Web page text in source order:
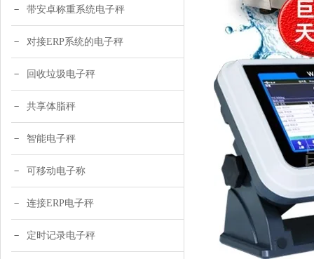
带安卓称重系统电子秤
对接ERP系统的电子秤
回收垃圾电子秤
共享体脂秤
智能电子秤
可移动电子称
连接ERP电子秤
定时记录电子秤